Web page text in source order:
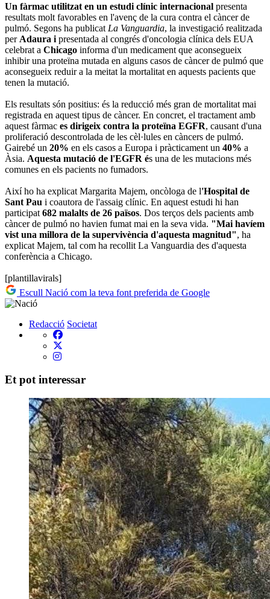
Un fàrmac utilitzat en un estudi clínic internacional presenta
resultats molt favorables en l'avenç de la cura contra el càncer de
pulmó. Segons ha publicat La Vanguardia, la investigació realitzada
per Adaura i presentada al congrés d'oncologia clínica dels EUA
celebrat a Chicago informa d'un medicament que aconsegueix
inhibir una proteïna mutada en alguns casos de càncer de pulmó que
aconsegueix reduir a la meitat la mortalitat en aquests pacients que
tenen la mutació.
Els resultats són positius: és la reducció més gran de mortalitat mai
registrada en aquest tipus de càncer. En concret, el tractament amb
aquest fàrmac es dirigeix contra la proteïna EGFR, causant d'una
proliferació descontrolada de les cèl·lules en càncers de pulmó.
Gairebé un 20% en els casos a Europa i pràcticament un 40% a
Àsia. Aquesta mutació de l'EGFR és una de les mutacions més
comunes en els pacients no fumadors.
Així ho ha explicat Margarita Majem, oncòloga de l'Hospital de
Sant Pau i coautora de l'assaig clínic. En aquest estudi hi han
participat 682 malalts de 26 països. Dos terços dels pacients amb
càncer de pulmó no havien fumat mai en la seva vida. "Mai havíem
vist una millora de la supervivència d'aquesta magnitud", ha
explicat Majem, tal com ha recollit La Vanguardia des d'aquesta
conferència a Chicago.
[plantillavirals]
Escull Nació com la teva font preferida de Google
Redacció Societat
Et pot interessar